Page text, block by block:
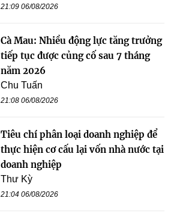
21:09 06/08/2026
Cà Mau: Nhiều động lực tăng trưởng
tiếp tục được củng cố sau 7 tháng
năm 2026
Chu Tuấn
21:08 06/08/2026
Tiêu chí phân loại doanh nghiệp để
thực hiện cơ cấu lại vốn nhà nước tại
doanh nghiệp
Thư Kỳ
21:04 06/08/2026